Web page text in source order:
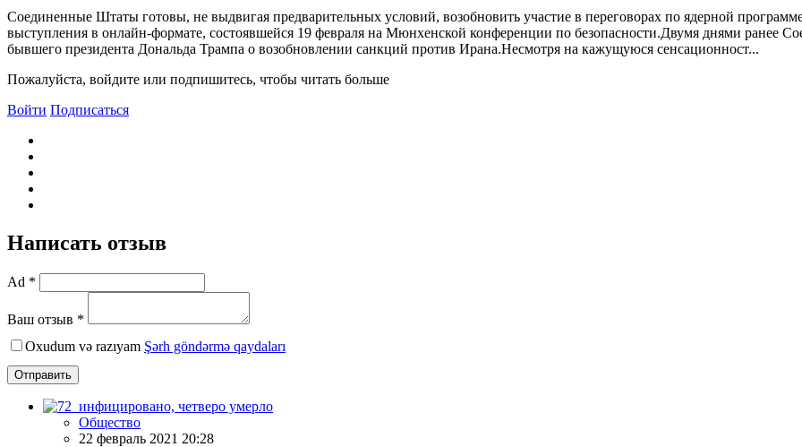
Соединенные Штаты готовы, не выдвигая предварительных условий, возобновить участие в переговорах по ядерной
выступления в онлайн-формате, состоявшейся 19 февраля на Мюнхенской конференции по безопасности.Двумя днями
бывшего президента Дональда Трампа о возобновлении санкций против Ирана.Несмотря на кажущуюся сенсационност...
Пожалуйста, войдите или подпишитесь, чтобы читать больше
Войти Подписаться
Написать отзыв
Ad *
Ваш отзыв *
Oxudum və razıyam Şərh göndərmə qaydaları
Отправить
Общество
22 февраль 2021 20:28